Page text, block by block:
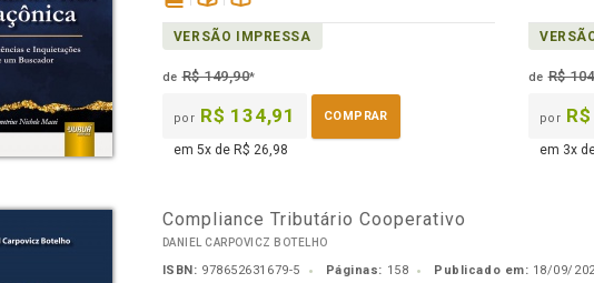
disponível
em
páginasDisponível
na
VERSÃO IMPRESSA
deR$ 149,90*
por R$ 134,91 COMPRAR
em 5x de R$ 26,98
deR$
por
em 3x
Compliance Tributário Cooperativo
DANIEL CARPOVICZ BOTELHO
ISBN: 978652631679-5 Páginas: 158 Publicado em: 18/09/